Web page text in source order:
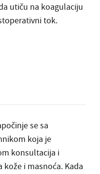
utiču na koagulaciju
tok.
se sa
koja je
konsultacija i
i masnoća. Kada